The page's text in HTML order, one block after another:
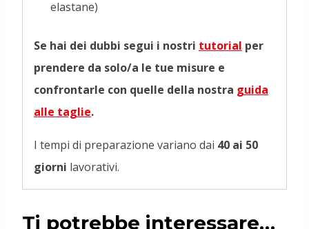
elastane)
Se hai dei dubbi segui i nostri tutorial per
prendere da solo/a le tue misure e
confrontarle con quelle della nostra guida
alle taglie.
I tempi di preparazione variano dai 40 ai 50
giorni lavorativi.
Ti potrebbe interessare…